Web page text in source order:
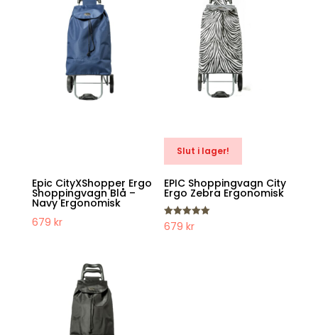
Epic CityXShopper Ergo
Shoppingvagn Blå –
Navy Ergonomisk
679 kr
Slut i lager!
EPIC Shoppingvagn City
Ergo Zebra Ergonomisk
Betygsatt
5.00
679kr